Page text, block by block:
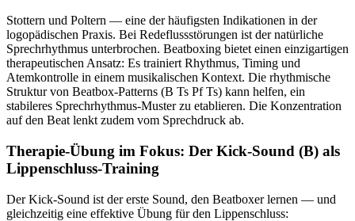
Stottern und Poltern — eine der häufigsten Indikationen in der
logopädischen Praxis. Bei Redeflussstörungen ist der natürliche
Sprechrhythmus unterbrochen. Beatboxing bietet einen einzigartigen
therapeutischen Ansatz: Es trainiert Rhythmus, Timing und
Atemkontrolle in einem musikalischen Kontext. Die rhythmische
Struktur von Beatbox-Patterns (B Ts Pf Ts) kann helfen, ein
stabileres Sprechrhythmus-Muster zu etablieren. Die Konzentration
auf den Beat lenkt zudem vom Sprechdruck ab.
Therapie-Übung im Fokus: Der Kick-Sound (B) als
Lippenschluss-Training
Der Kick-Sound ist der erste Sound, den Beatboxer lernen — und
gleichzeitig eine effektive Übung für den Lippenschluss: